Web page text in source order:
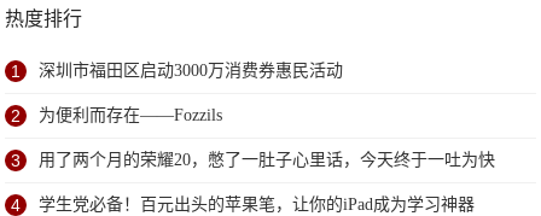
热度排行
1 深圳市福田区启动3000万消费券惠民活动
2 为便利而存在——Fozzils
3 用了两个月的荣耀20，憋了一肚子心里话，今天终于一吐为快
4 学生党必备！百元出头的苹果笔，让你的iPad成为学习神器